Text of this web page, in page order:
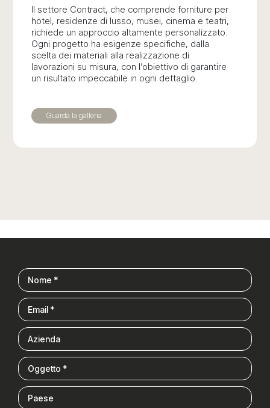
Il settore Contract, che comprende forniture per
hotel, residenze di lusso, musei, cinema e teatri,
richiede un approccio altamente personalizzato.
Ogni progetto ha esigenze specifiche, dalla
scelta dei materiali alla realizzazione di
lavorazioni su misura, con l’obiettivo di garantire
un risultato impeccabile in ogni dettaglio.
Guarda la galleria